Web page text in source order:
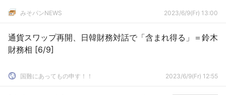
みそパンNEWS 2023/6/9(Fr) 13:00
通貨スワップ再開、日韓財務対話で「含まれ得る」＝鈴木
財務相 [6/9]
国難にあってもの申す！！ 2023/6/9(Fr) 12:55